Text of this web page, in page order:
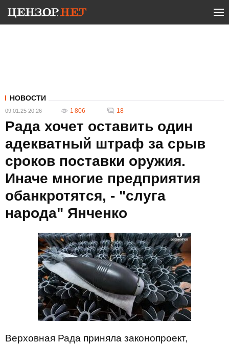
НОВОСТИ
09.01.25 20:26 1 806 18
Рада хочет оставить один
адекватный штраф за срыв
сроков поставки оружия.
Иначе многие предприятия
обанкротятся, - "слуга
народа" Янченко
Верховная Рада приняла законопроект,